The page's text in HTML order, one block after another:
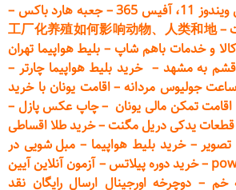
آفیس 365
–جعبه هارد باکس –
–
工厂化养殖如何影响动物、人类和地
و خدمات باهم شاپ– بلیط هواپیما تهران
قشم به مشهد –خرید بلیط هواپیما چارتر –
ساعت جولیوس مردانه–اقامت یونان با خرید
اقامت تمکن مالی یونان –چاپ عکس پازل –
قطعاتیدکی دریل مگنت–خرید طلا اقساطی
–خرید بلیط هواپیما –مبل شویی در
–خرید دورهپیلاتس–آزمون آنلاین آیین
خم – دوچرخه اورجینال ارسال رایگان نقد